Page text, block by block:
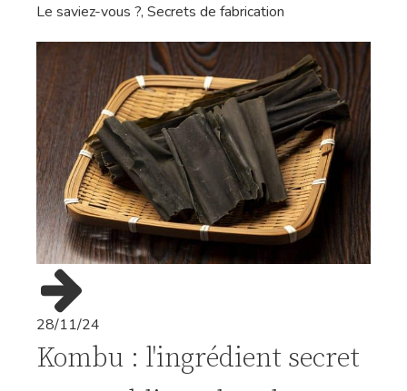
Le saviez-vous ?, Secrets de fabrication
28/11/24
Kombu : l'ingrédient secret